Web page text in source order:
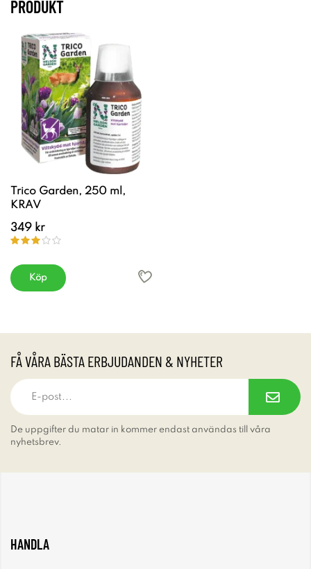
PRODUKT
Trico Garden, 250 ml,
KRAV
349 kr
Köp
FÅ VÅRA BÄSTA ERBJUDANDEN & NYHETER
De uppgifter du matar in kommer endast användas till våra
nyhetsbrev.
HANDLA